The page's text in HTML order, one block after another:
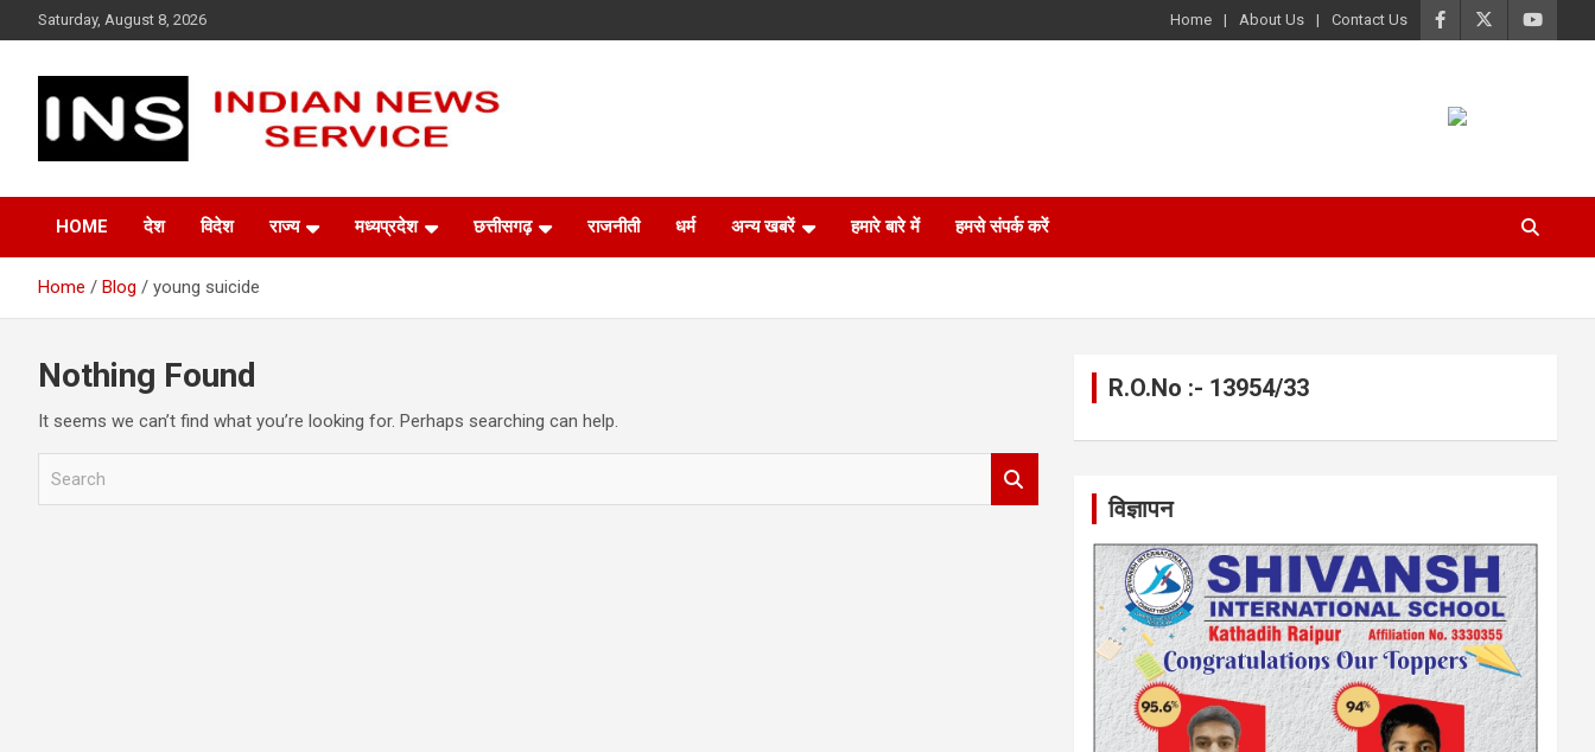
to
Saturday, August 8, 2026 Home About Us Contact Us
Indian News Service
HOME देश विदेश राज्य मध्यप्रदेश छत्तीसगढ़ राजनीती धर्म अन्य खबरें हमारे बारे में हमसे संपर्क करें
Home Blog young suicide
Nothing Found
It seems we can’t find what you’re looking for. Perhaps searching can help.
R.O.No :- 13954/33
विज्ञापन